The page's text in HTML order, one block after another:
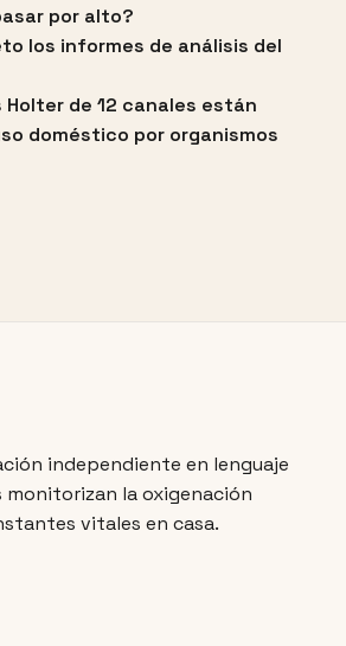
por alto?
los informes de análisis del
de 12 canales están
doméstico por organismos
independiente en lenguaje
monitorizan la oxigenación
vitales en casa.